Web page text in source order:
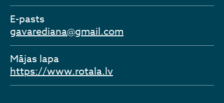
E-pasts
gavarediana@gmail.com
Mājas lapa
https://www.rotala.lv